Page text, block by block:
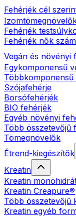
Fehérjék cél
Fehérjék
Fehérjék nők
Vegán és növényi
Egykomponensű
Szójafehérje
Borsófehérjék
BIO fehérjék
Egyéb növényi
Több összetevőjű
Tömegnövelők
Étrend-kiegészítők
Kreatin
Kreatin
Kreatin Creapure®
Több összetevőjű
Kreatin egyéb